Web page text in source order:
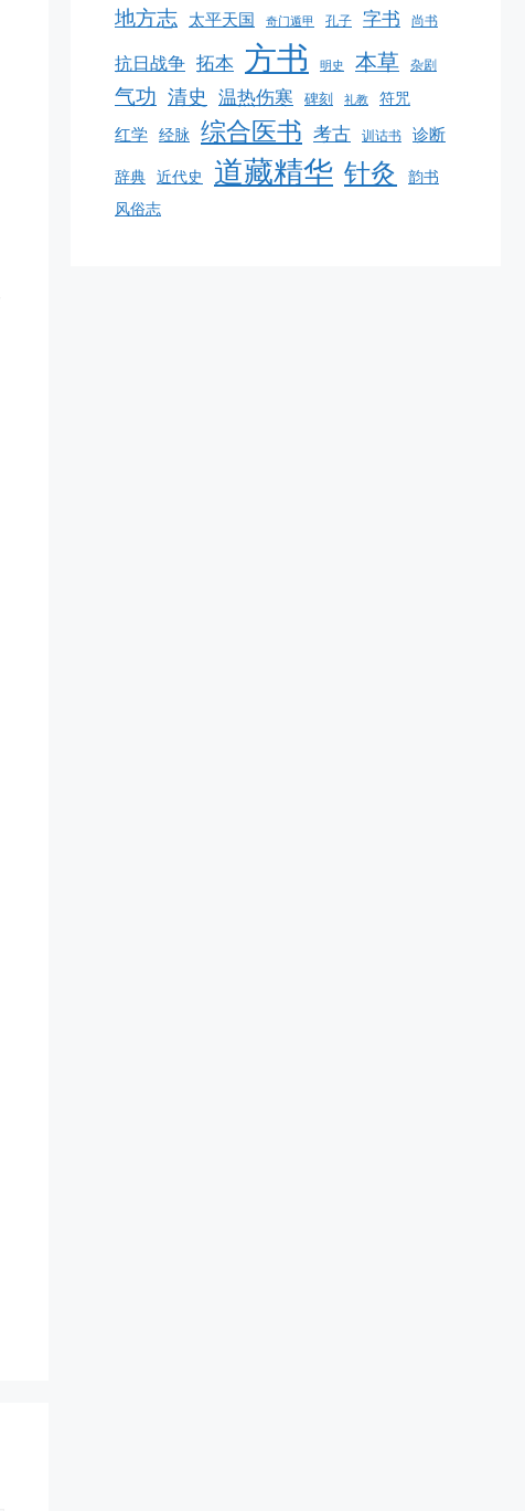
地方志 太平天国 奇门遁甲 孔子 字书 尚书
抗日战争 拓本 方书 明史 本草 杂剧
气功 清史 温热伤寒 碑刻 礼教 符咒
红学 经脉 综合医书 考古 训诂书 诊断
辞典 近代史 道藏精华 针灸 韵书
风俗志